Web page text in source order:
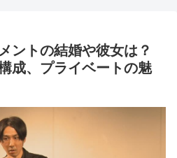
ントの結婚や彼女は？
成、プライベートの魅